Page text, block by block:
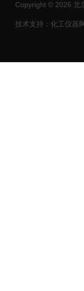
Copyright © 2026 北
技术支持：化工仪器网